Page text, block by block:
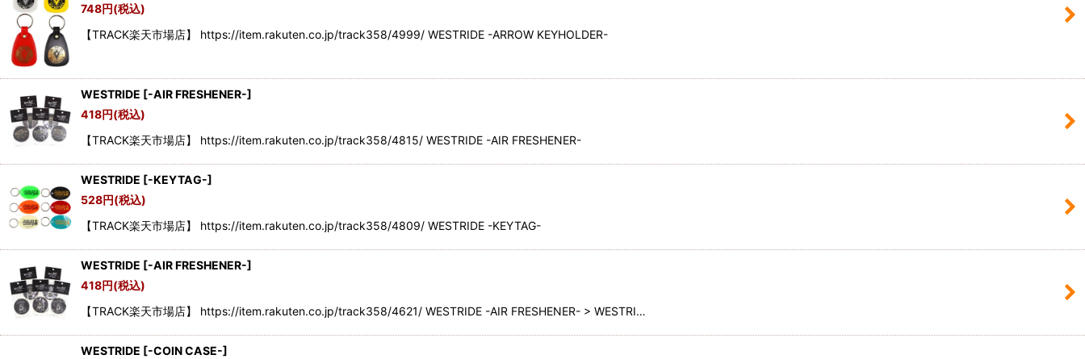
748円(税込)
【TRACK楽天市場店】 https://item.rakuten.co.jp/track358/4999/ WESTRIDE -ARROW KEYHOLDER-
WESTRIDE [-AIR FRESHENER-]
418円(税込)
【TRACK楽天市場店】 https://item.rakuten.co.jp/track358/4815/ WESTRIDE -AIR FRESHENER-
WESTRIDE [-KEYTAG-]
528円(税込)
【TRACK楽天市場店】 https://item.rakuten.co.jp/track358/4809/ WESTRIDE -KEYTAG-
WESTRIDE [-AIR FRESHENER-]
418円(税込)
【TRACK楽天市場店】 https://item.rakuten.co.jp/track358/4621/ WESTRIDE -AIR FRESHENER- > WESTRI…
WESTRIDE [-COIN CASE-]